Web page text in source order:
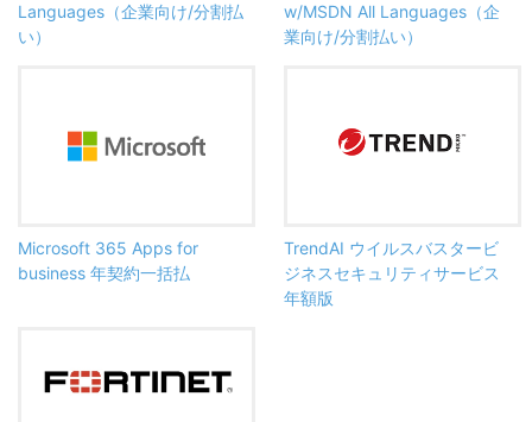
Languages（企業向け/分割払
い）
w/MSDN All Languages（企
業向け/分割払い）
Microsoft 365 Apps for
business 年契約一括払
TrendAI ウイルスバスタービ
ジネスセキュリティサービス
年額版